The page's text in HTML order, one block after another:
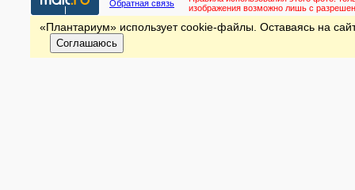
Обратная связь
изображения возможно лишь с
«Плантариум» использует cookie-файлы. Оставаясь на
Соглашаюсь